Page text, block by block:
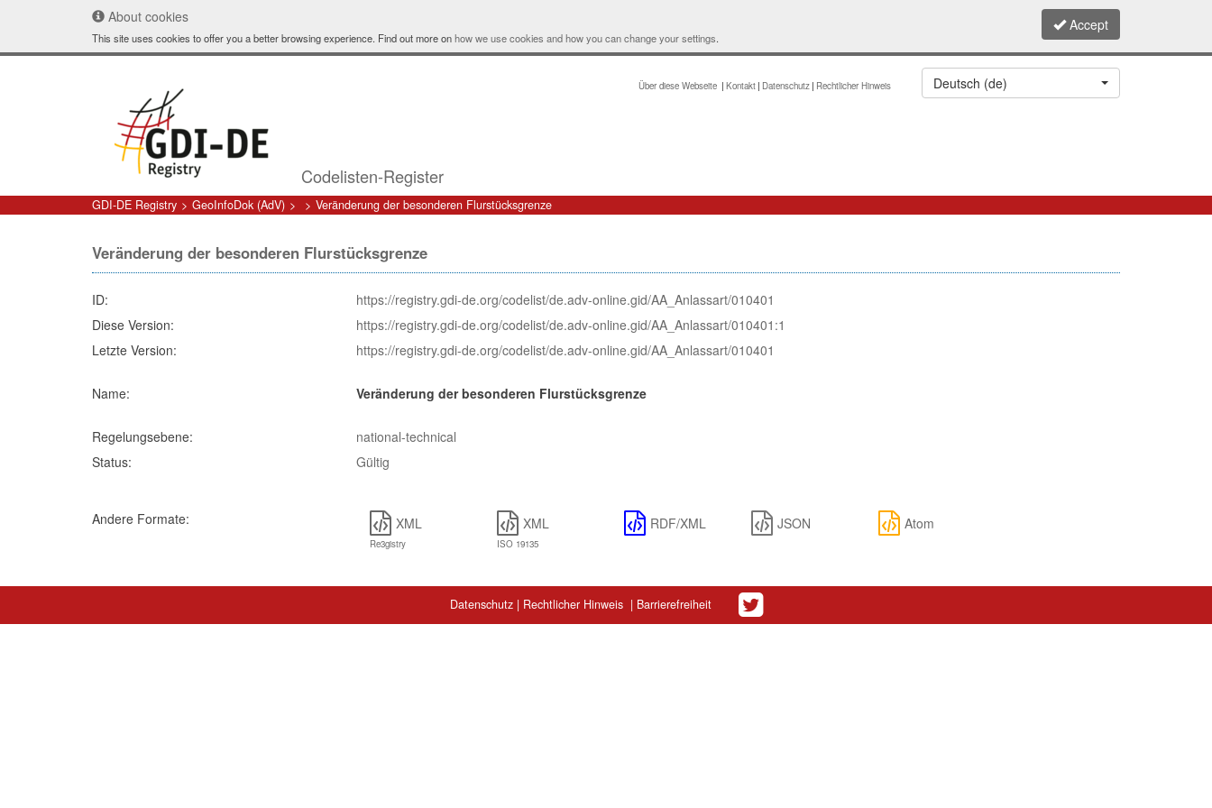
About cookies
This site uses cookies to offer you a better browsing experience. Find out more onhow we use cookies and how you can change your settings.
Accept
Über diese Webseite Kontakt Datenschutz Rechtlicher Hinweis Deutsch (de)
Codelisten-Register
GDI-DE Registry GeoInfoDok (AdV) Veränderung der besonderen Flurstücksgrenze
Veränderung der besonderen Flurstücksgrenze
ID:
https://registry.gdi-de.org/codelist/de.adv-online.gid/AA_Anlassart/010401
Diese Version:
https://registry.gdi-de.org/codelist/de.adv-online.gid/AA_Anlassart/010401:1
Letzte Version:
https://registry.gdi-de.org/codelist/de.adv-online.gid/AA_Anlassart/010401
Name: Veränderung der besonderen Flurstücksgrenze
Regelungsebene:
national-technical
Status:
Gültig
Andere Formate: XML
Re3gistry
XML
ISO 19135
RDF/XML JSON Atom
Datenschutz| Rechtlicher Hinweis | Barrierefreiheit